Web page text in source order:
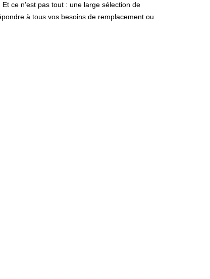
ce n’est pas tout : une large sélection de
à tous vos besoins de remplacement ou